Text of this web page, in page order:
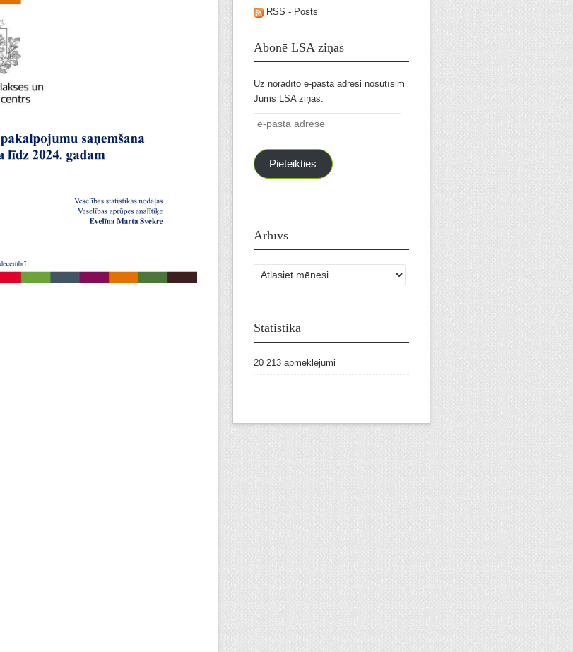
RSS - Posts
Abonē LSA ziņas
Uz norādīto e-pasta adresi nosūtīsim
Jums LSA ziņas.
e-
pasta
adrese
Pieteikties
Arhīvs
Arhīvs
Statistika
20 213 apmeklējumi